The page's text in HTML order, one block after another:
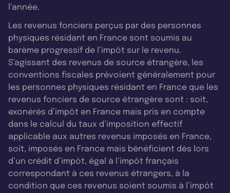
l’année.
Les revenus fonciers perçus par des personnes
physiques résidant en France sont soumis au
barème progressif de l’impôt sur le revenu.
S’agissant des revenus de source étrangère, les
conventions fiscales prévoient généralement pour
les personnes physiques résidant en France que les
revenus fonciers de source étrangère sont : soit,
exonérés d’impôt en France mais pris en compte
dans le calcul du taux d’imposition effectif
applicable aux autres revenus imposés en France,
soit, imposés en France mais bénéficient dès lors
d’un crédit d’impôt, égal à l’impôt français
correspondant à ces revenus étrangers, à la
condition que ces revenus soient soumis à l’impôt